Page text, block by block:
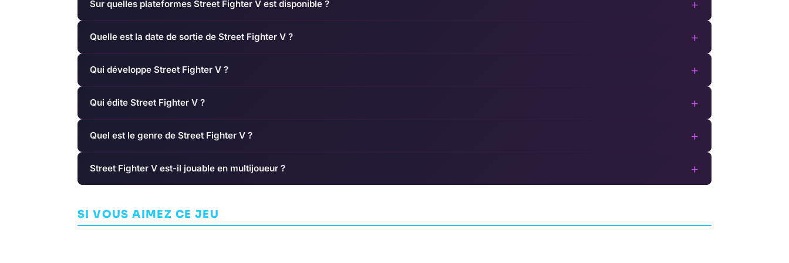
Sur quelles plateformes Street Fighter V est disponible ? +
Quelle est la date de sortie de Street Fighter V ? +
Qui développe Street Fighter V ? +
Qui édite Street Fighter V ? +
Quel est le genre de Street Fighter V ? +
Street Fighter V est-il jouable en multijoueur ? +
SI VOUS AIMEZ CE JEU
Trials Rising No Man's Sky